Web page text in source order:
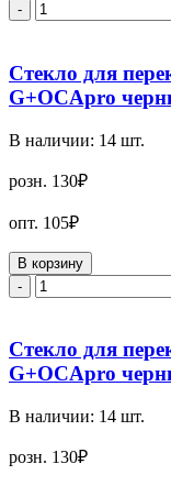
-
Стекло для
G+OCApro
В наличии: 14 шт.
розн. 130₽
опт. 105₽
В корзину
-
Стекло для
G+OCApro
В наличии: 14 шт.
розн. 130₽